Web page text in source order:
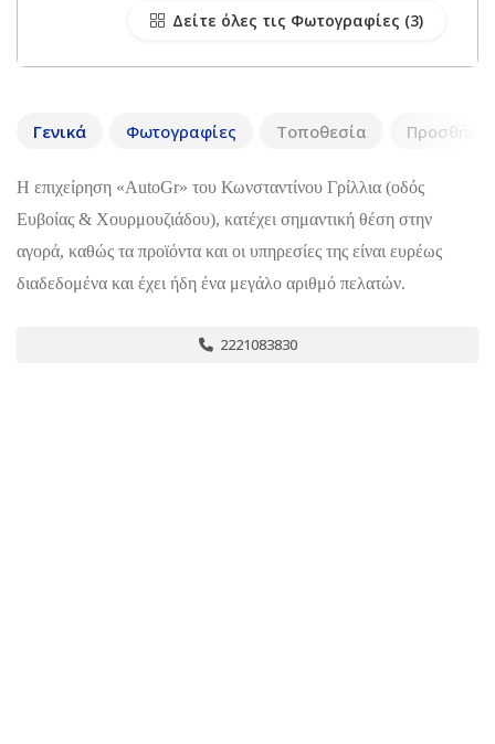
Δείτε όλες τις Φωτογραφίες
Γενικά Φωτογραφίες Τοποθεσία Προσθήκη
Η επιχείρηση «AutoGr» του Κωνσταντίνου Γρίλλια (οδός
Ευβοίας & Χουρμουζιάδου), κατέχει σημαντική θέση στην
αγορά, καθώς τα προϊόντα και οι υπηρεσίες της είναι ευρέως
διαδεδομένα και έχει ήδη ένα μεγάλο αριθμό πελατών.
2221083830